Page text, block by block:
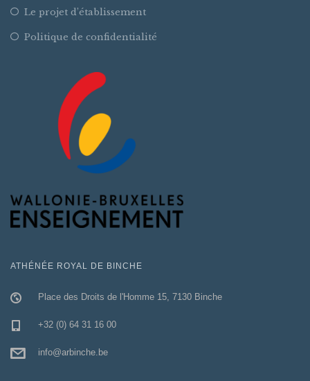
Le projet d’établissement
Politique de confidentialité
ATHÉNÉE ROYAL DE BINCHE
Place des Droits de l'Homme 15, 7130 Binche
+32 (0) 64 31 16 00
info@arbinche.be